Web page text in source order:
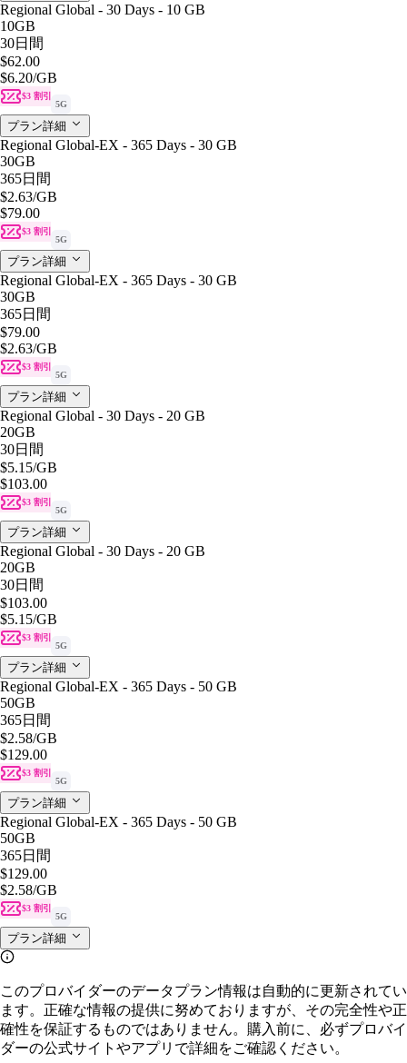
Regional Global - 30 Days - 10 GB
10GB
30日間
$62.00
$6.20/GB
$3 割引
5G
プラン詳細
Regional Global-EX - 365 Days - 30 GB
30GB
365日間
$2.63/GB
$79.00
$3 割引
5G
プラン詳細
Regional Global-EX - 365 Days - 30 GB
30GB
365日間
$79.00
$2.63/GB
$3 割引
5G
プラン詳細
Regional Global - 30 Days - 20 GB
20GB
30日間
$5.15/GB
$103.00
$3 割引
5G
プラン詳細
Regional Global - 30 Days - 20 GB
20GB
30日間
$103.00
$5.15/GB
$3 割引
5G
プラン詳細
Regional Global-EX - 365 Days - 50 GB
50GB
365日間
$2.58/GB
$129.00
$3 割引
5G
プラン詳細
Regional Global-EX - 365 Days - 50 GB
50GB
365日間
$129.00
$2.58/GB
$3 割引
5G
プラン詳細
このプロバイダーのデータプラン情報は自動的に更新されてい
ます。正確な情報の提供に努めておりますが、その完全性や正
確性を保証するものではありません。購入前に、必ずプロバイ
ダーの公式サイトやアプリで詳細をご確認ください。